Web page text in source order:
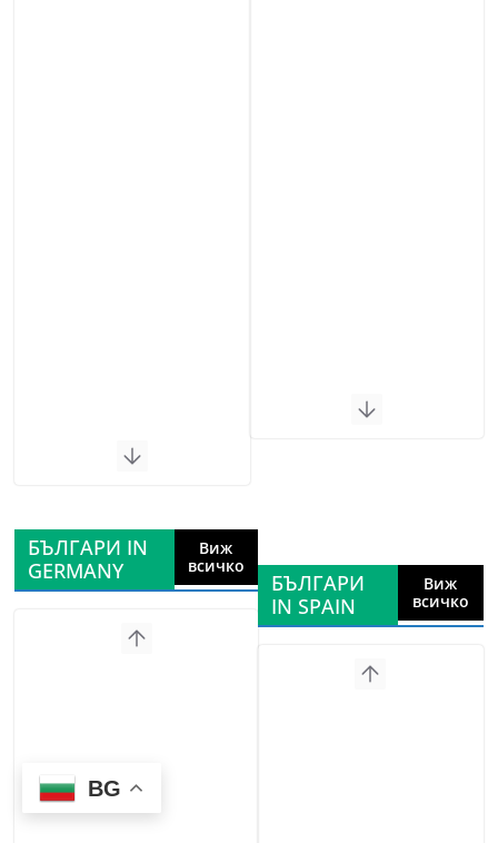
БЪЛГАРИ IN
GERMANY
Виж
всичко
БЪЛГАРИ
IN SPAIN
Виж
всичко
BG